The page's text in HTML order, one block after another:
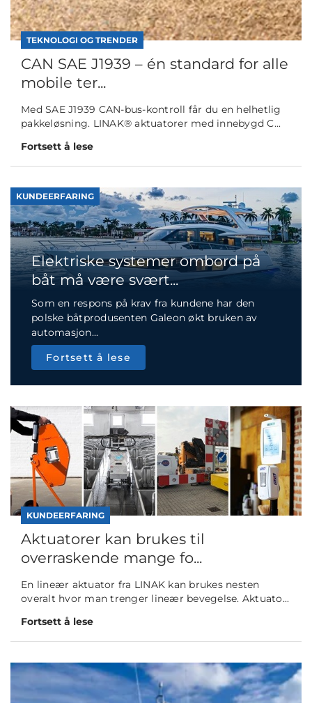
TEKNOLOGI OG TRENDER
CAN SAE J1939 – én standard for alle
mobile ter...
Med SAE J1939 CAN-bus-kontroll får du en helhetlig
pakkeløsning. LINAK® aktuatorer med innebygd C...
Fortsett å lese
KUNDEERFARING
Elektriske systemer ombord på
båt må være svært...
Som en respons på krav fra kundene har den
polske båtprodusenten Galeon økt bruken av
automasjon...
Fortsett å lese
KUNDEERFARING
Aktuatorer kan brukes til
overraskende mange fo...
En lineær aktuator fra LINAK kan brukes nesten
overalt hvor man trenger lineær bevegelse. Aktuato...
Fortsett å lese